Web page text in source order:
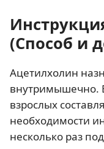
(Способ и
Ацетилхолин
внутримышечно.
взрослых
необходимости
несколько раз